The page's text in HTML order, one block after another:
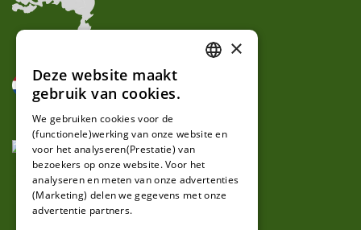
GERMAN
×
Deze website maakt
gebruik van cookies.
We gebruiken cookies voor de
(functionele)werking van onze website en
voor het analyseren(Prestatie) van
bezoekers op onze website. Voor het
analyseren en meten van onze advertenties
(Marketing) delen we gegevens met onze
advertentie partners.